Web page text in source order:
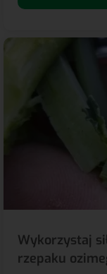
Wykorzystaj
rzepaku